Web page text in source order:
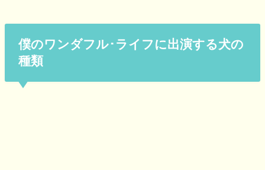
僕のワンダフル･ライフに出演する犬の
種類